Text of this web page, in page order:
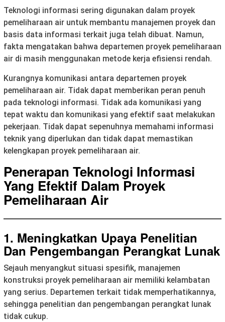
Teknologi informasi sering digunakan dalam proyek
pemeliharaan air untuk membantu manajemen proyek dan
basis data informasi terkait juga telah dibuat. Namun,
fakta mengatakan bahwa departemen proyek pemeliharaan
air di masih menggunakan metode kerja efisiensi rendah.
Kurangnya komunikasi antara departemen proyek
pemeliharaan air. Tidak dapat memberikan peran penuh
pada teknologi informasi. Tidak ada komunikasi yang
tepat waktu dan komunikasi yang efektif saat melakukan
pekerjaan. Tidak dapat sepenuhnya memahami informasi
teknik yang diperlukan dan tidak dapat memastikan
kelengkapan proyek pemeliharaan air.
Penerapan Teknologi Informasi
Yang Efektif Dalam Proyek
Pemeliharaan Air
1. Meningkatkan Upaya Penelitian
Dan Pengembangan Perangkat Lunak
Sejauh menyangkut situasi spesifik, manajemen
konstruksi proyek pemeliharaan air memiliki kelambatan
yang serius. Departemen terkait tidak memperhatikannya,
sehingga penelitian dan pengembangan perangkat lunak
tidak cukup.